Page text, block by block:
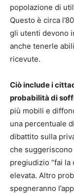
popolazione di
Questo è circa
gli utenti devono
anche tenerle
ricevute.
Ciò include i
probabilità di
più mobili e
una percentuale
dibattito sulla
che suggeriscono
pregiudizio “fai la
elevata. Altro
spegneranno